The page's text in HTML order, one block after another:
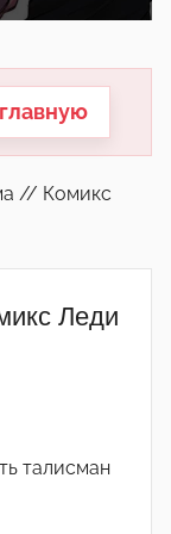
// Комикс
Леди
талисман